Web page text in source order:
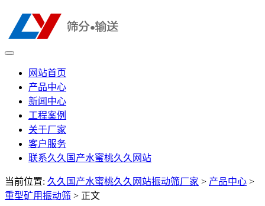
网站首页
产品中心
新闻中心
工程案例
关于厂家
客户服务
联系久久国产水蜜桃久久网站
当前位置: 久久国产水蜜桃久久网站振动筛厂家 > 产品中心 >
重型矿用振动筛 > 正文